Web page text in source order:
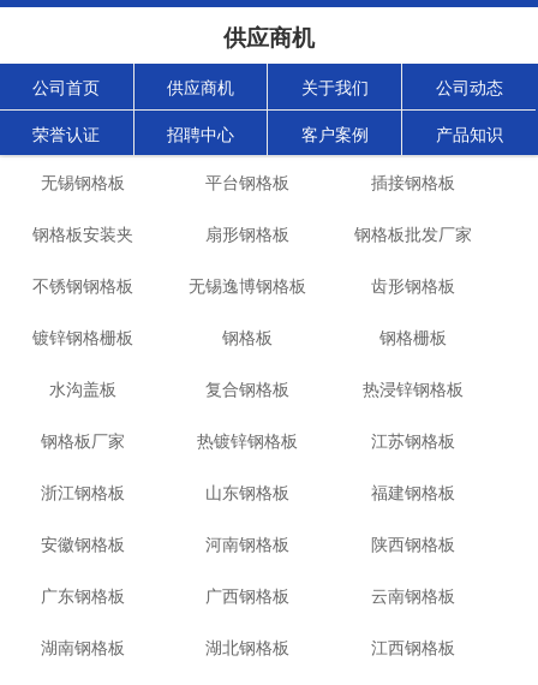
供应商机
公司首页 供应商机 关于我们 公司动态
荣誉认证 招聘中心 客户案例 产品知识
无锡钢格板 平台钢格板 插接钢格板
钢格板安装夹 扇形钢格板 钢格板批发厂家
不锈钢钢格板 无锡逸博钢格板 齿形钢格板
镀锌钢格栅板 钢格板 钢格栅板
水沟盖板 复合钢格板 热浸锌钢格板
钢格板厂家 热镀锌钢格板 江苏钢格板
浙江钢格板 山东钢格板 福建钢格板
安徽钢格板 河南钢格板 陕西钢格板
广东钢格板 广西钢格板 云南钢格板
湖南钢格板 湖北钢格板 江西钢格板